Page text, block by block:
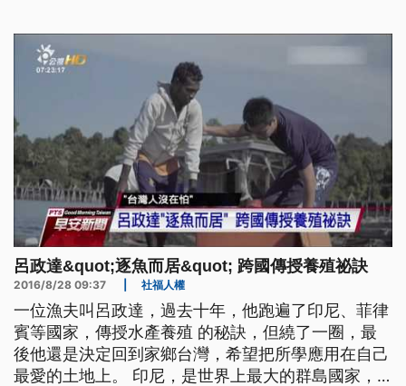
唱阿達覺得，農武是時候跳離同溫層，也應該要轉
型。 農村武裝青年主 江育達說
呂政達&quot;逐魚而居&quot; 跨國傳授養殖祕訣
2016/8/28 09:37 社福人權
一位漁夫叫呂政達，過去十年，他跑遍了印尼、菲律
賓等國家，傳授水產養殖 的秘訣，但繞了一圈，最
後他還是決定回到家鄉台灣，希望把所學應用在自己
最愛的土地上。 印尼，是世界上最大的群島國家，